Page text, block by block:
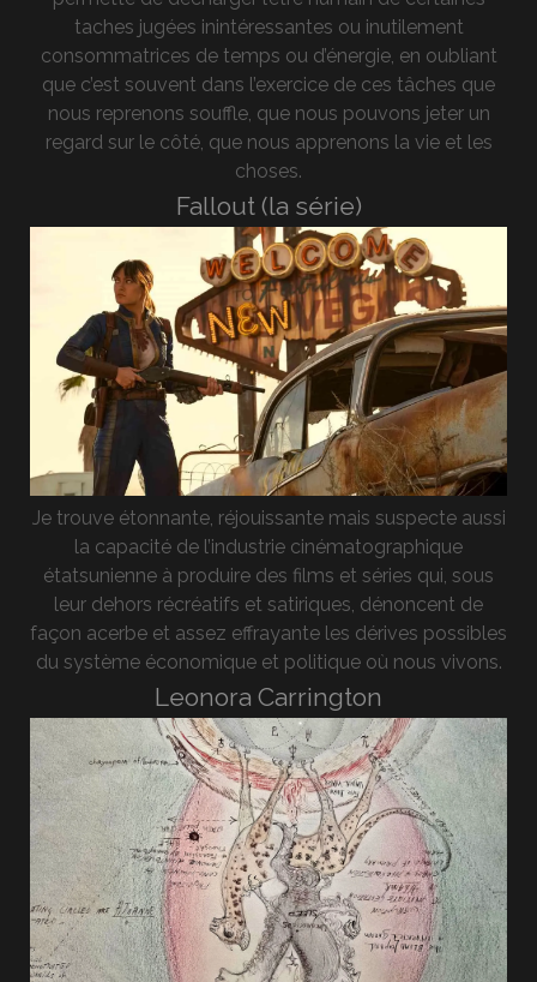
taches jugées inintéressantes ou inutilement
consommatrices de temps ou d’énergie, en oubliant
que c’est souvent dans l’exercice de ces tâches que
nous reprenons souffle, que nous pouvons jeter un
regard sur le côté, que nous apprenons la vie et les
choses.
Fallout (la série)
Je trouve étonnante, réjouissante mais suspecte aussi
la capacité de l’industrie cinématographique
étatsunienne à produire des films et séries qui, sous
leur dehors récréatifs et satiriques, dénoncent de
façon acerbe et assez effrayante les dérives possibles
du système économique et politique où nous vivons.
Leonora Carrington